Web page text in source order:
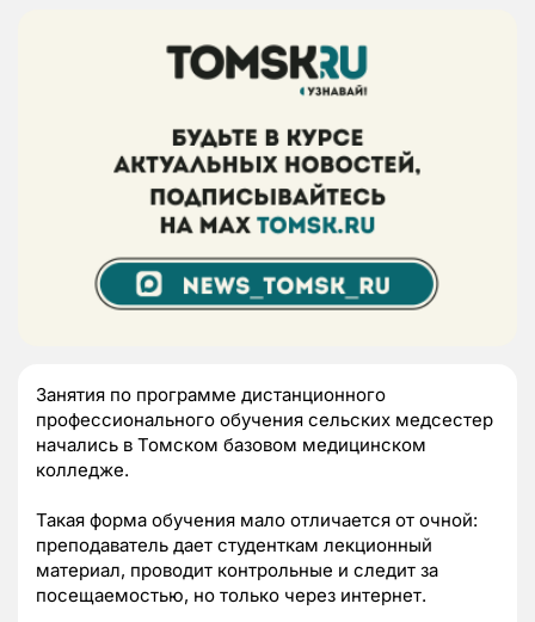
Занятия по программе дистанционного
профессионального обучения сельских медсестер
начались в Томском базовом медицинском
колледже.
Такая форма обучения мало отличается от очной:
преподаватель дает студенткам лекционный
материал, проводит контрольные и следит за
посещаемостью, но только через интернет.